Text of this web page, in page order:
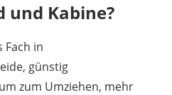
und Kabine?
Fach in
günstig
zum Umziehen, mehr